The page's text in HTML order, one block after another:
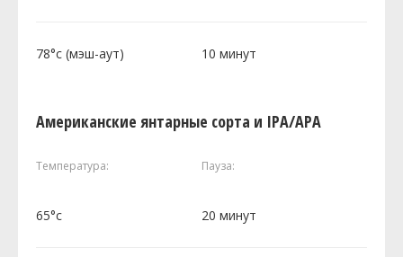
78°c (мэш-аут) 10 минут
Американские янтарные сорта и IPA/APA
Температура: Пауза:
65°c 20 минут